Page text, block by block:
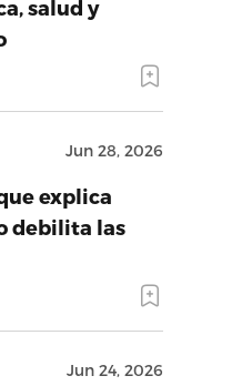
salud y
Jun 28, 2026
explica
debilita las
Jun 24, 2026